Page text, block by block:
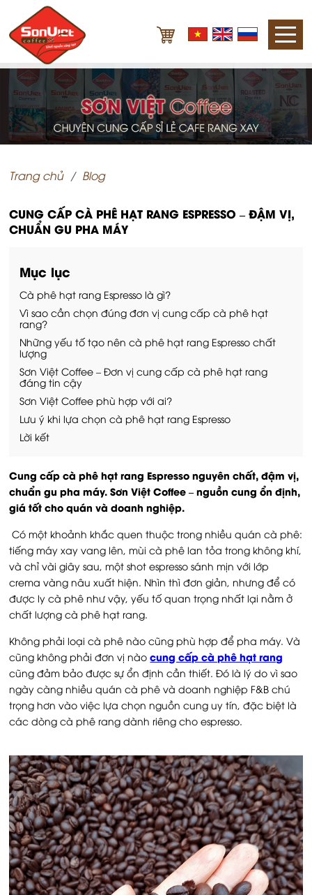
Trang chủ Blog
CUNG CẤP CÀ PHÊ HẠT RANG ESPRESSO – ĐẬM VỊ,
CHUẨN GU PHA MÁY
Mục lục
Cà phê hạt rang Espresso là gì?
Vì sao cần chọn đúng đơn vị cung cấp cà phê hạt
rang?
Những yếu tố tạo nên cà phê hạt rang Espresso chất
lượng
Sơn Việt Coffee – Đơn vị cung cấp cà phê hạt rang
đáng tin cậy
Sơn Việt Coffee phù hợp với ai?
Lưu ý khi lựa chọn cà phê hạt rang Espresso
Lời kết
Cung cấp cà phê hạt rang Espresso nguyên chất, đậm vị,
chuẩn gu pha máy. Sơn Việt Coffee – nguồn cung ổn định,
giá tốt cho quán và doanh nghiệp.
Có một khoảnh khắc quen thuộc trong nhiều quán cà phê:
tiếng máy xay vang lên, mùi cà phê lan tỏa trong không khí,
và chỉ vài giây sau, một shot espresso sánh mịn với lớp
crema vàng nâu xuất hiện. Nhìn thì đơn giản, nhưng để có
được ly cà phê như vậy, yếu tố quan trọng nhất lại nằm ở
chất lượng cà phê hạt rang.
Không phải loại cà phê nào cũng phù hợp để pha máy. Và
cũng không phải đơn vị nàocung cấp cà phê hạt rang
cũng đảm bảo được sự ổn định cần thiết. Đó là lý do vì sao
ngày càng nhiều quán cà phê và doanh nghiệp F&B chú
trọng hơn vào việc lựa chọn nguồn cung uy tín, đặc biệt là
các dòng cà phê rang dành riêng cho espresso.